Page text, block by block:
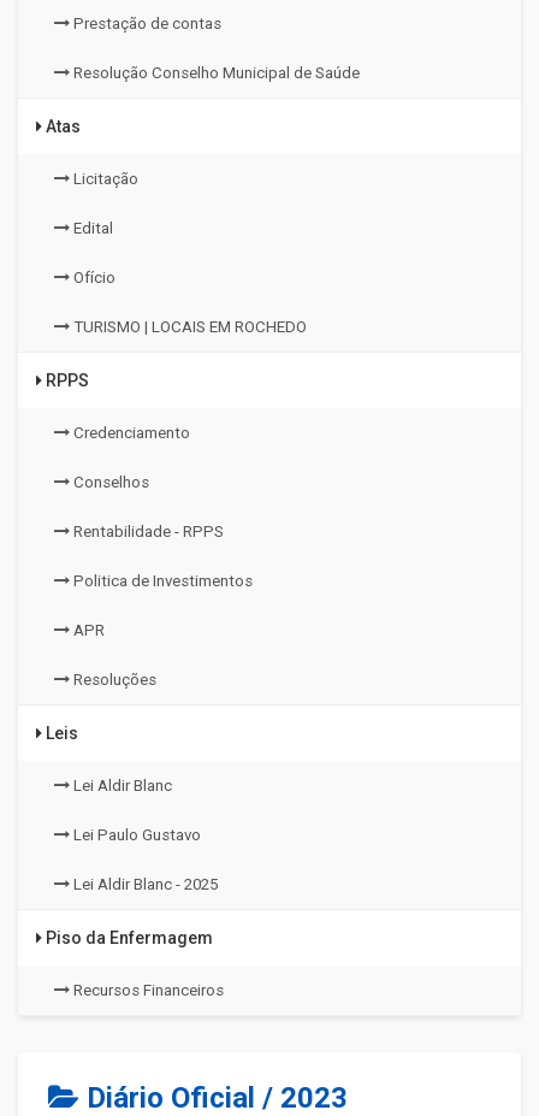
Prestação de contas
Resolução Conselho Municipal de Saúde
Atas
Licitação
Edital
Ofício
TURISMO | LOCAIS EM ROCHEDO
RPPS
Credenciamento
Conselhos
Rentabilidade - RPPS
Politica de Investimentos
APR
Resoluções
Leis
Lei Aldir Blanc
Lei Paulo Gustavo
Lei Aldir Blanc - 2025
Piso da Enfermagem
Recursos Financeiros
Diário Oficial / 2023